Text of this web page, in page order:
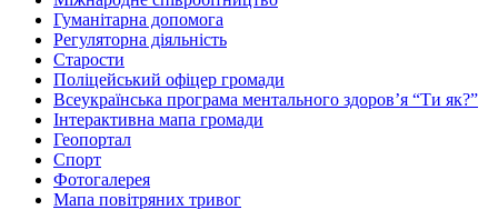
Гуманітарна допомога
Регуляторна діяльність
Старости
Поліцейський офіцер громади
Всеукраїнська програма ментального здоров’я “Ти як?”
Інтерактивна мапа громади
Геопортал
Спорт
Фотогалерея
Мапа повітряних тривог